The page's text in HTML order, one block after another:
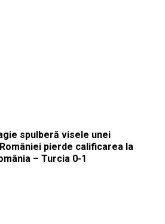
spulberă visele unei
pierde calificarea la
– Turcia 0-1